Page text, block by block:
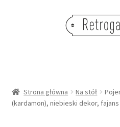
OBRAZY
Strona główna Na stół
(kardamon), niebieski dekor,